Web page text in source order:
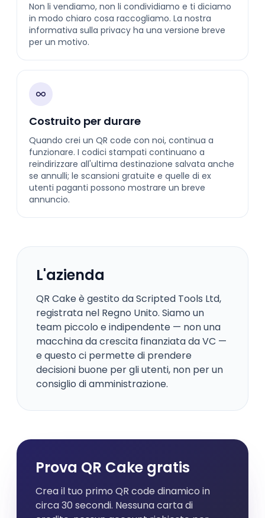
Non li vendiamo, non li condividiamo e ti diciamo
in modo chiaro cosa raccogliamo. La nostra
informativa sulla privacy ha una versione breve
per un motivo.
Costruito per durare
Quando crei un QR code con noi, continua a
funzionare. I codici stampati continuano a
reindirizzare all'ultima destinazione salvata anche
se annulli; le scansioni gratuite e quelle di ex
utenti paganti possono mostrare un breve
annuncio.
L'azienda
QR Cake è gestito da Scripted Tools Ltd,
registrata nel Regno Unito. Siamo un
team piccolo e indipendente — non una
macchina da crescita finanziata da VC —
e questo ci permette di prendere
decisioni buone per gli utenti, non per un
consiglio di amministrazione.
Prova QR Cake gratis
Crea il tuo primo QR code dinamico in
circa 30 secondi. Nessuna carta di